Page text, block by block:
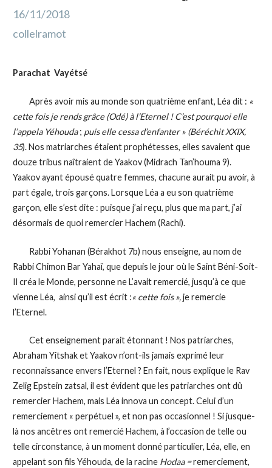
16/11/2018
collelramot
Parachat Vayétsé
Après avoir mis au monde son quatrième enfant, Léa dit : «
cette fois je rends grâce (Odé) à l’Eternel ! C’est pourquoi elle
l’appela Yéhouda; puis elle cessa d’enfanter » (Béréchit XXIX,
35). Nos matriarches étaient prophétesses, elles savaient que
douze tribus naîtraient de Yaakov (Midrach Tan’houma 9).
Yaakov ayant épousé quatre femmes, chacune aurait pu avoir, à
part égale, trois garçons. Lorsque Léa a eu son quatrième
garçon, elle s’est dite : puisque j’ai reçu, plus que ma part, j’ai
désormais de quoi remercier Hachem (Rachi).
Rabbi Yohanan (Bérakhot 7b) nous enseigne, au nom de
Rabbi Chimon Bar Yahaï, que depuis le jour où le Saint Béni-Soit-
Il créa le Monde, personne ne L’avait remercié, jusqu’à ce que
vienne Léa, ainsi qu’il est écrit :« cette fois »,je remercie
l’Eternel.
Cet enseignement parait étonnant ! Nos patriarches,
Abraham Yitshak et Yaakov n’ont-ils jamais exprimé leur
reconnaissance envers l’Eternel ? En fait, nous explique le Rav
Zelig Epstein zatsal, il est évident que les patriarches ont dû
remercier Hachem, mais Léa innova un concept. Celui d’un
remerciement « perpétuel », et non pas occasionnel ! Si jusque-
là nos ancêtres ont remercié Hachem, à l’occasion de telle ou
telle circonstance, à un moment donné particulier, Léa, elle, en
appelant son fils Yéhouda, de la racine Hodaa =remerciement,